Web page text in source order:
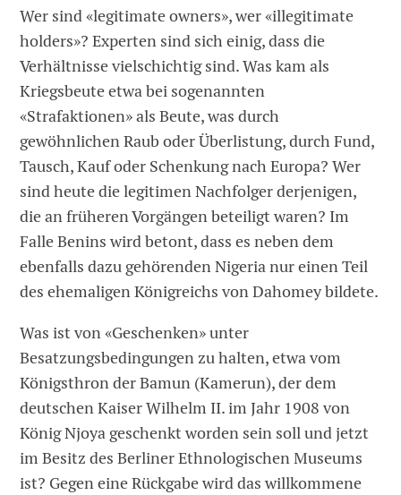
Wer sind «legitimate owners», wer «illegitimate
holders»? Experten sind sich einig, dass die
Verhältnisse vielschichtig sind. Was kam als
Kriegsbeute etwa bei sogenannten
«Strafaktionen» als Beute, was durch
gewöhnlichen Raub oder Überlistung, durch Fund,
Tausch, Kauf oder Schenkung nach Europa? Wer
sind heute die legitimen Nachfolger derjenigen,
die an früheren Vorgängen beteiligt waren? Im
Falle Benins wird betont, dass es neben dem
ebenfalls dazu gehörenden Nigeria nur einen Teil
des ehemaligen Königreichs von Dahomey bildete.
Was ist von «Geschenken» unter
Besatzungsbedingungen zu halten, etwa vom
Königsthron der Bamun (Kamerun), der dem
deutschen Kaiser Wilhelm II. im Jahr 1908 von
König Njoya geschenkt worden sein soll und jetzt
im Besitz des Berliner Ethnologischen Museums
ist? Gegen eine Rückgabe wird das willkommene